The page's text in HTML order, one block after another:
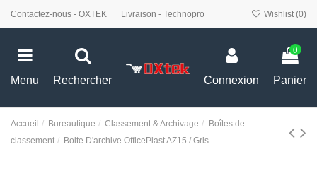
Contactez-nous - OXTEK Livraison - Technopro Wishlist (0)
Menu Rechercher Connexion
0
Panier
Accueil Bureautique Classement & Archivage
Boîtes de
classement
Boite D'archive OfficePlast AZ15 / Gris